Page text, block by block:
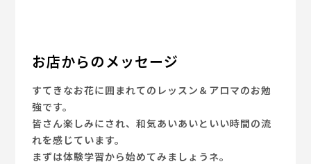
お店からのメッセージ
すてきなお花に囲まれてのレッスン＆アロマのお勉
強です。
皆さん楽しみにされ、和気あいあいといい時間の流
れを感じています。
まずは体験学習から始めてみましょうネ。